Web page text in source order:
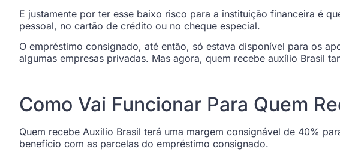
E justamente por ter esse baixo risco para a instituição financeira é
pessoal, no cartão de crédito ou no cheque especial.
O empréstimo consignado, até então, só estava disponível para os
algumas empresas privadas. Mas agora, quem recebe auxílio Brasil
Como Vai Funcionar Para Quem
Quem recebe Auxilio Brasil terá uma margem consignável de 40%
benefício com as parcelas do empréstimo consignado.